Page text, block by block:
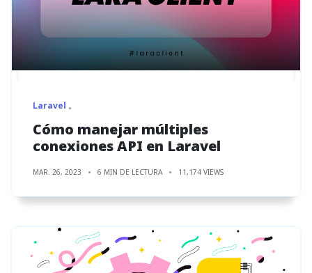
Laravel
Cómo manejar múltiples
conexiones API en Laravel
MAR. 26, 2023 6 MIN DE LECTURA 11,174 VIEWS